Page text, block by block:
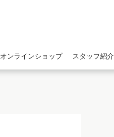
オンラインショップ スタッフ紹介